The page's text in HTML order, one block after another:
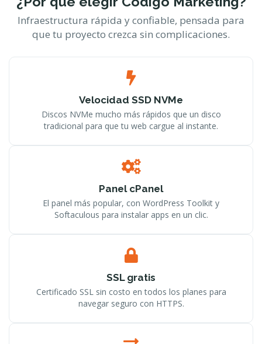
Infraestructura rápida y confiable, pensada para
que tu proyecto crezca sin complicaciones.
Velocidad SSD NVMe
Discos NVMe mucho más rápidos que un disco
tradicional para que tu web cargue al instante.
Panel cPanel
El panel más popular, con WordPress Toolkit y
Softaculous para instalar apps en un clic.
SSL gratis
Certificado SSL sin costo en todos los planes para
navegar seguro con HTTPS.